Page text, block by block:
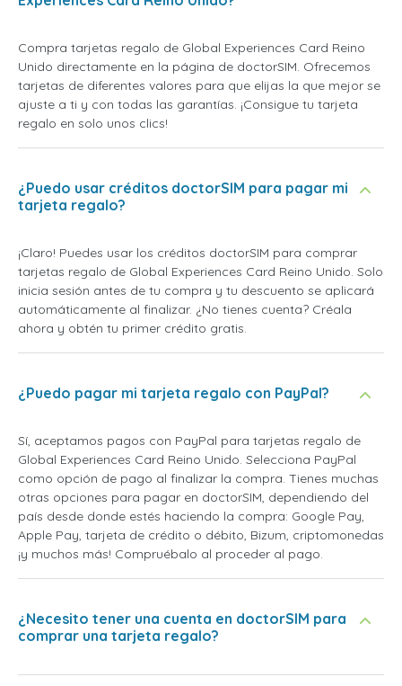
Compra tarjetas regalo de Global Experiences Card Reino
Unido directamente en la página de doctorSIM. Ofrecemos
tarjetas de diferentes valores para que elijas la que mejor se
ajuste a ti y con todas las garantías. ¡Consigue tu tarjeta
regalo en solo unos clics!
¿Puedo usar créditos doctorSIM para pagar mi
tarjeta regalo?
¡Claro! Puedes usar los créditos doctorSIM para comprar
tarjetas regalo de Global Experiences Card Reino Unido. Solo
inicia sesión antes de tu compra y tu descuento se aplicará
automáticamente al finalizar. ¿No tienes cuenta? Créala
ahora y obtén tu primer crédito gratis.
¿Puedo pagar mi tarjeta regalo con PayPal?
Sí, aceptamos pagos con PayPal para tarjetas regalo de
Global Experiences Card Reino Unido. Selecciona PayPal
como opción de pago al finalizar la compra. Tienes muchas
otras opciones para pagar en doctorSIM, dependiendo del
país desde donde estés haciendo la compra: Google Pay,
Apple Pay, tarjeta de crédito o débito, Bizum, criptomonedas
¡y muchos más! Compruébalo al proceder al pago.
¿Necesito tener una cuenta en doctorSIM para
comprar una tarjeta regalo?